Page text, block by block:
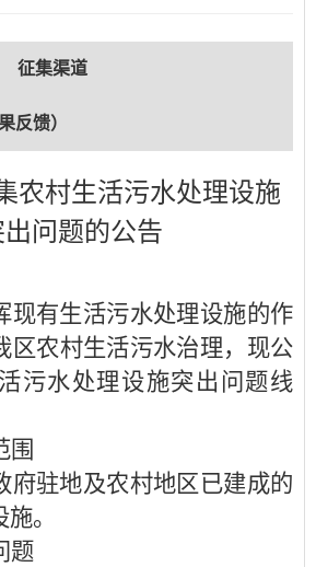
征集渠道
反馈）
农村生活污水处理设施
出问题的公告
现有生活污水处理设施的作
区农村生活污水治理，现公
污水处理设施突出问题线
围
府驻地及农村地区已建成的
施。
题